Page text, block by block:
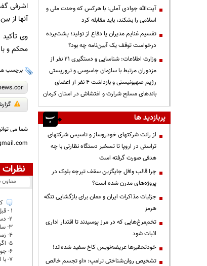
اشرفی
آنها از
وی
محکم و
برچسب
شما می
نظرات
معاون
1 - قبل از عزیمت یک وعده غذا بخورند . جدی
2- دستهای خود را خوب بشویند . شوخی
3- ساعت 2 بعد از ظهر به بعد هر جا هستند رو به پایین حرکت کنند . جدی
4- زمستان اون بالاها در کوه هیچ خبری نیست ، بی خیال ... . جدی
5- اگر مسیری را در فصول دیگر بارها رفته اند خوب در زمستان همان مسیر را به سختی پیدا خواهند کرد . جدی
6- جو گیر نشوند
7- با افراد بی جنبه کوه نروند .
آیت‌الله جوادی آملی: با هرکس که وحدت ملی و
اسلامی را بشکند، باید مقابله کرد
تقسیم غنایم مدیران یا دفاع از تولید؛ پشت‌پرده
درخواست توقف یک آیین‌نامه چه بود؟
وزارت اطلاعات: شناسایی و دستگیری ۲۱ نفر از
مزدوران مرتبط با سازمان جاسوسی و تروریستی
رژیم صهیونیستی و بازداشت ۴ نفر از اعضای
باندهای مسلح شرارت و اغتشاش در استان کرمان
پربازدید ها
از رانت‌ شرکتهای خودروساز و تاسیس شرکتهای
تراستی در اروپا تا تسخیر دستگاه نظارتی با چه
هدفی صورت گرفته است
چرا قالب وافل جایگزین سقف تیرچه بلوک در
پروژه‌های مدرن شده است؟
جزئیات مذاکرات ایران و عمان برای بازگشایی تنگه
هرمز
تخم‌مرغ‌هایی که در مرز پوسیدند تا اقتدار اداری
اثبات شود
خودتحقیرها عریضه‌نویس کاخ سفید شده‌اند!
تشخیص روان‌شناختی ترامپ: «او تجسم خالص